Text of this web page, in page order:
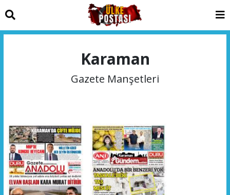
Karaman
Gazete Manşetleri